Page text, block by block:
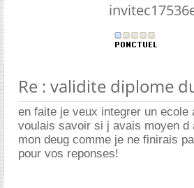
Re : validite diplome
en faite je veux integrer un ecole
voulais savoir si j avais moyen d
mon deug comme je ne finirais
pour vos reponses!